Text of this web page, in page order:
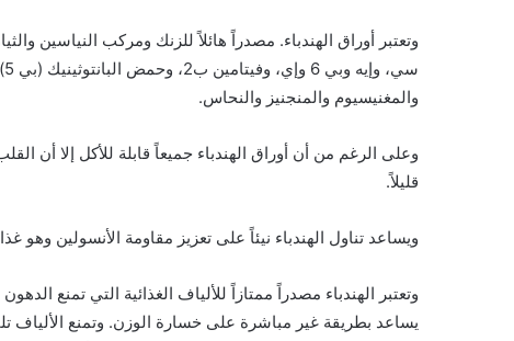
والمغنيسيوم والمنجنيز والنحاس.
وعلى الرغم من أن أوراق الهندباء جميعاً قابلة للأكل إلا أن
قليلاً.
ويساعد تناول الهندباء نيئاً على تعزيز مقاومة الأنسولين وهو
وتعتبر الهندباء مصدراً ممتازاً للألياف الغذائية التي تمنع
يساعد بطريقة غير مباشرة على خسارة الوزن. وتمنع الألياف